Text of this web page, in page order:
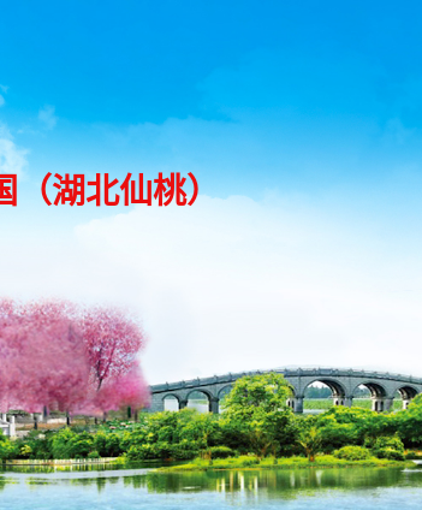
（湖北仙桃）